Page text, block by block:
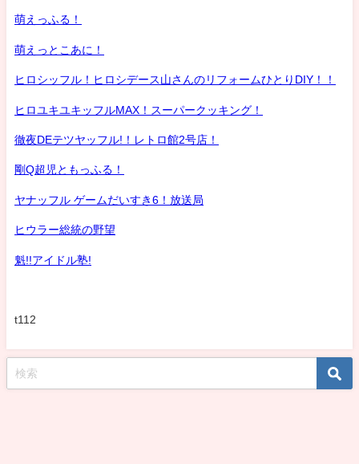
萌えっふる！
萌えっとこあに！
ヒロシッフル！ヒロシデース山さんのリフォームひとりDIY！！
ヒロユキユキッフルMAX！スーパークッキング！
徹夜DEテツヤッフル!！レトロ館2号店！
剛Q超児ともっふる！
ヤナッフル ゲームだいすき6！放送局
ヒウラー総統の野望
魁!!アイドル塾!
t112